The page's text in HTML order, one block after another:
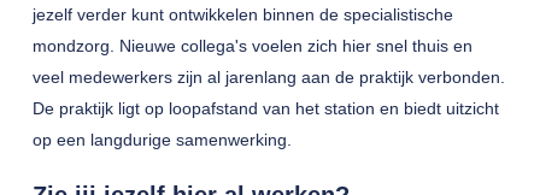
jezelf verder kunt ontwikkelen binnen de specialistische
mondzorg. Nieuwe collega's voelen zich hier snel thuis en
veel medewerkers zijn al jarenlang aan de praktijk verbonden.
De praktijk ligt op loopafstand van het station en biedt uitzicht
op een langdurige samenwerking.